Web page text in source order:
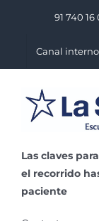
91 740 16
Canal
Las claves
el recorrido
paciente